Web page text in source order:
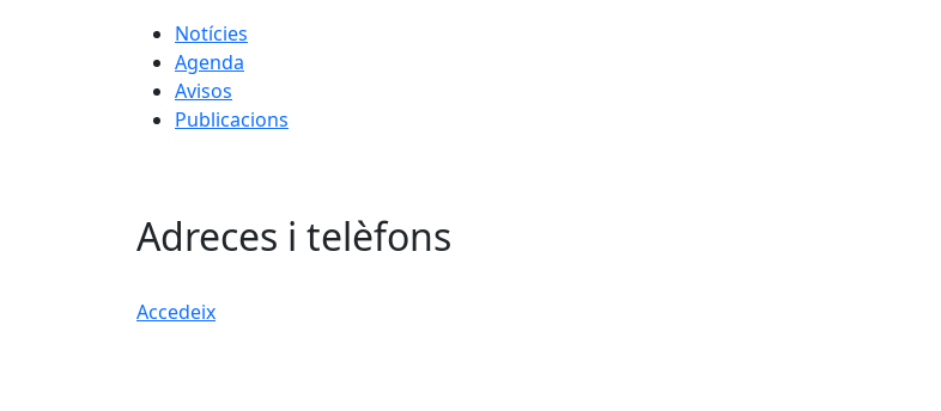
Notícies
Agenda
Avisos
Publicacions
Adreces i telèfons
Accedeix